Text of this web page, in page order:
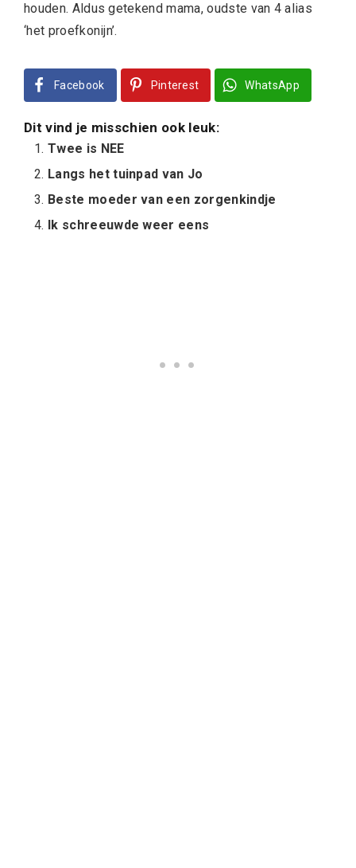
houden. Aldus getekend mama, oudste van 4 alias
‘het proefkonijn’.
Facebook Pinterest WhatsApp
Dit vind je misschien ook leuk:
Twee is NEE
Langs het tuinpad van Jo
Beste moeder van een zorgenkindje
Ik schreeuwde weer eens